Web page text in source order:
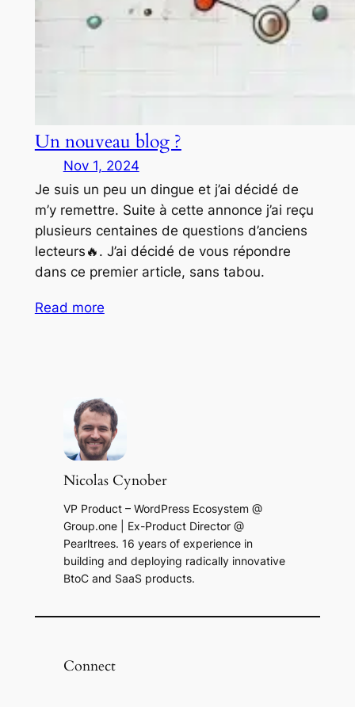
Un nouveau blog ?
Nov 1, 2024
Je suis un peu un dingue et j’ai décidé de
m’y remettre. Suite à cette annonce j’ai reçu
plusieurs centaines de questions d’anciens
lecteurs🔥. J’ai décidé de vous répondre
dans ce premier article, sans tabou.
Read more
Nicolas Cynober
VP Product – WordPress Ecosystem @
Group.one | Ex-Product Director @
Pearltrees. 16 years of experience in
building and deploying radically innovative
BtoC and SaaS products.
Connect